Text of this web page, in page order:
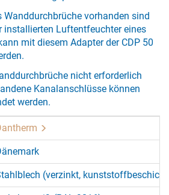
Wanddurchbrüche vorhanden sind
installierten Luftentfeuchter eines
mit diesem Adapter der CDP 50
nicht erforderlich
Kanalanschlüsse können
werden.
(verzinkt,